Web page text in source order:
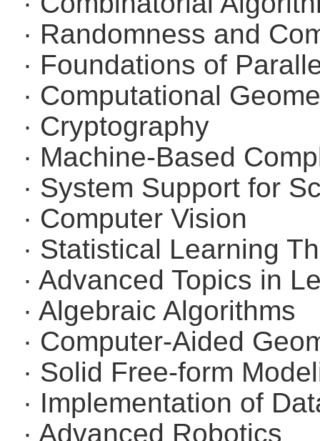
· Randomness and
· Foundations of
· Computational
· Cryptography
· Machine-Based
· System Support for
· Computer Vision
· Statistical Learning
· Advanced Topics in
· Algebraic Algorithms
· Computer-Aided
· Solid Free-form
· Implementation of
· Advanced Robotics